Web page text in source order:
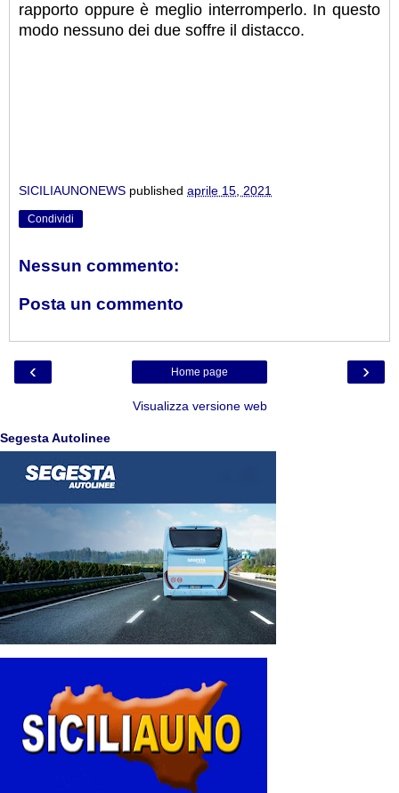
rapporto oppure è meglio interromperlo. In questo
modo nessuno dei due soffre il distacco.
SICILIAUNONEWS published aprile 15, 2021
Condividi
Nessun commento:
Posta un commento
‹ ›
Home page
Visualizza versione web
Segesta Autolinee